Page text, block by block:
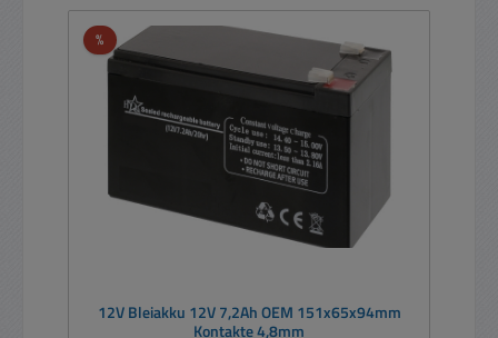
%Rabatt
12V Bleiakku 12V 7,2Ah OEM 151x65x94mm
Kontakte 4,8mm